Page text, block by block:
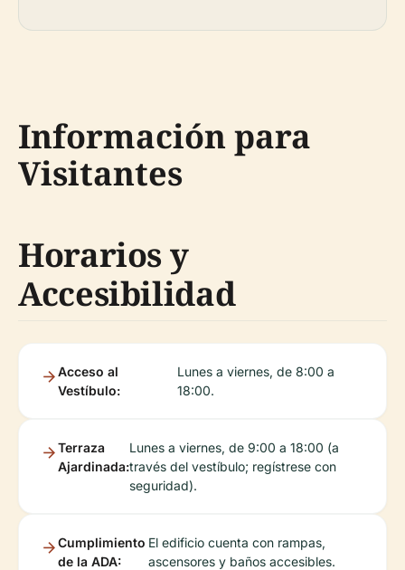
Información para
Visitantes
Horarios y
Accesibilidad
Acceso al
Vestíbulo:
Lunes a viernes, de 8:00 a
18:00.
Terraza
Ajardinada:
Lunes a viernes, de 9:00 a 18:00 (a
través del vestíbulo; regístrese con
seguridad).
Cumplimiento
de la ADA:
El edificio cuenta con rampas,
ascensores y baños accesibles.